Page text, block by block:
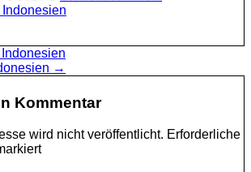
→
Kommentar
wird nicht veröffentlicht. Erforderliche